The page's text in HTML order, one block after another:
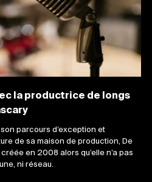
la productrice de longs
parcours d’exception et
de sa maison de production, De
créée en 2008 alors qu’elle n’a pas
ni réseau.